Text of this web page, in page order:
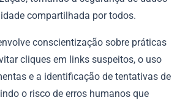
compartilhada por todos.
conscientização sobre práticas
cliques em links suspeitos, o uso
e a identificação de tentativas de
o risco de erros humanos que